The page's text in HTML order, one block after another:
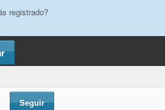
registrado?
Seguir